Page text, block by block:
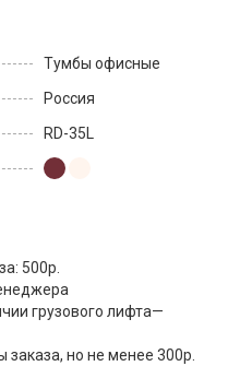
Тумбы офисные
Россия
RD-35L
500р.
грузового лифта—
заказа, но не менее 300р.